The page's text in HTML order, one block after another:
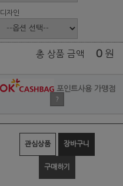
디자인
총 상품 금액 0 원
포인트사용 가맹점
?
관심상품 장바구니
구매하기